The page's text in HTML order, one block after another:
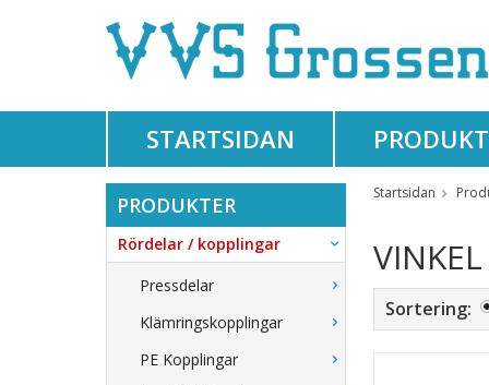
STARTSIDAN
PRODUKTER
Rördelar / kopplingar
Pressdelar
Klämringskopplingar
PE Kopplingar
Startsidan
Sortering: